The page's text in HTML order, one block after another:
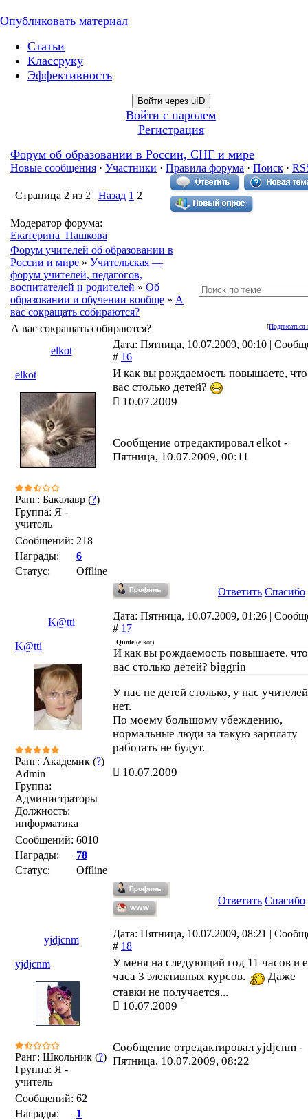
Опубликовать материал
Статьи
Классруку
Эффективность
Войти через uID
Войти с паролем
Регистрация
Форум об образовании в России, СНГ и мире
Новые сообщения · Участники · Правила форума · Поиск ·
Страница 2 из 2 Назад 1 2
Модератор форума:
Екатерина_Пашкова
Форум учителей об образовании в
России и мире » Учительская —
форум учителей, педагогов,
воспитателей и родителей » Об
образовании и обучении вообще » А
вас сокращать собираются?
[Подписаться
А вас сокращать собираются?
elkot
Дата: Пятница, 10.07.2009, 00:10 |
# 16
elkot
Ранг: Бакалавр (?)
Группа: Я -
учитель
Сообщений: 218
Награды:
6
Статус:
Offline
И как вы рождаемость повышаете,
вас столько детей?
10.07.2009
Сообщение отредактировал elkot -
Пятница, 10.07.2009, 00:11
Ответить Спасибо
K@tti
Дата: Пятница, 10.07.2009, 01:26 |
# 17
K@tti
Ранг: Академик (?)
Admin
Группа:
Администраторы
Должность:
информатика
Сообщений: 6010
Награды:
78
Статус:
Offline
Quote(elkot)
И как вы рождаемость повышаете,
вас столько детей? biggrin
У нас не детей столько, у нас учителей
нет.
По моему большому убеждению,
нормальные люди за такую зарплату
работать не будут.
10.07.2009
Ответить Спасибо
yjdjcnm
Дата: Пятница, 10.07.2009, 08:21 |
# 18
yjdjcnm
Ранг: Школьник (?)
Группа: Я -
учитель
Сообщений: 62
Награды:
1
У меня на следующий год 11 часов и
часа 3 элективных курсов.
Даже
ставки не получается...
10.07.2009
Сообщение отредактировал yjdjcnm -
Пятница, 10.07.2009, 08:22